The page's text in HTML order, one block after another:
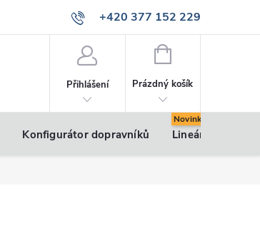
+420 377 152 229
info@vsk-profily.cz
Přihlášení
NÁKUPNÍ
Prázdný košík
Konfigurátor dopravníků Lineární pohony